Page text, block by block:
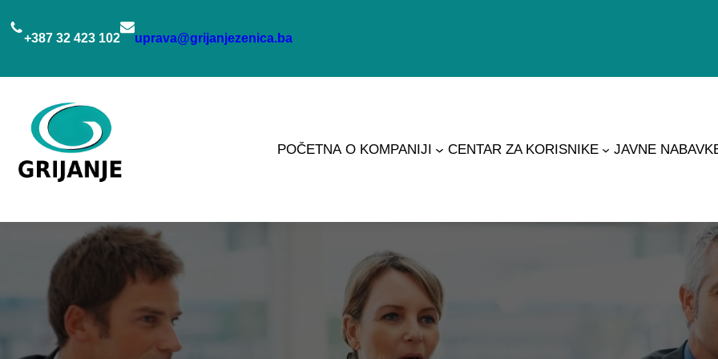
na
+387 32 423 102 uprava@grijanjezenica.ba
POČETNA O KOMPANIJI CENTAR ZA KORISNIKE JAVNE